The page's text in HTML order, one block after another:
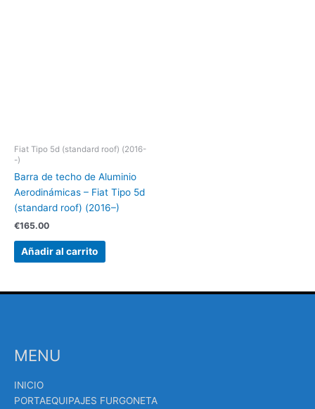
Fiat Tipo 5d (standard roof) (2016-
-)
Barra de techo de Aluminio
Aerodinámicas – Fiat Tipo 5d
(standard roof) (2016–)
€165.00
Añadir al carrito
MENU
INICIO
PORTAEQUIPAJES FURGONETA